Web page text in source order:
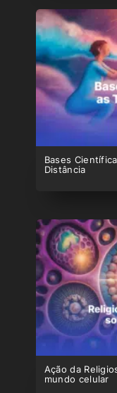
Bases
Distância
Ação da
mundo celular